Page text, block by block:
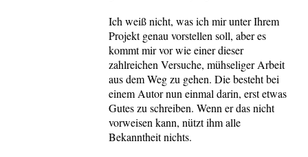
Ich weiß nicht, was ich mir unter Ihrem
Projekt genau vorstellen soll, aber es
kommt mir vor wie einer dieser
zahlreichen Versuche, mühseliger Arbeit
aus dem Weg zu gehen. Die besteht bei
einem Autor nun einmal darin, erst etwas
Gutes zu schreiben. Wenn er das nicht
vorweisen kann, nützt ihm alle
Bekanntheit nichts.